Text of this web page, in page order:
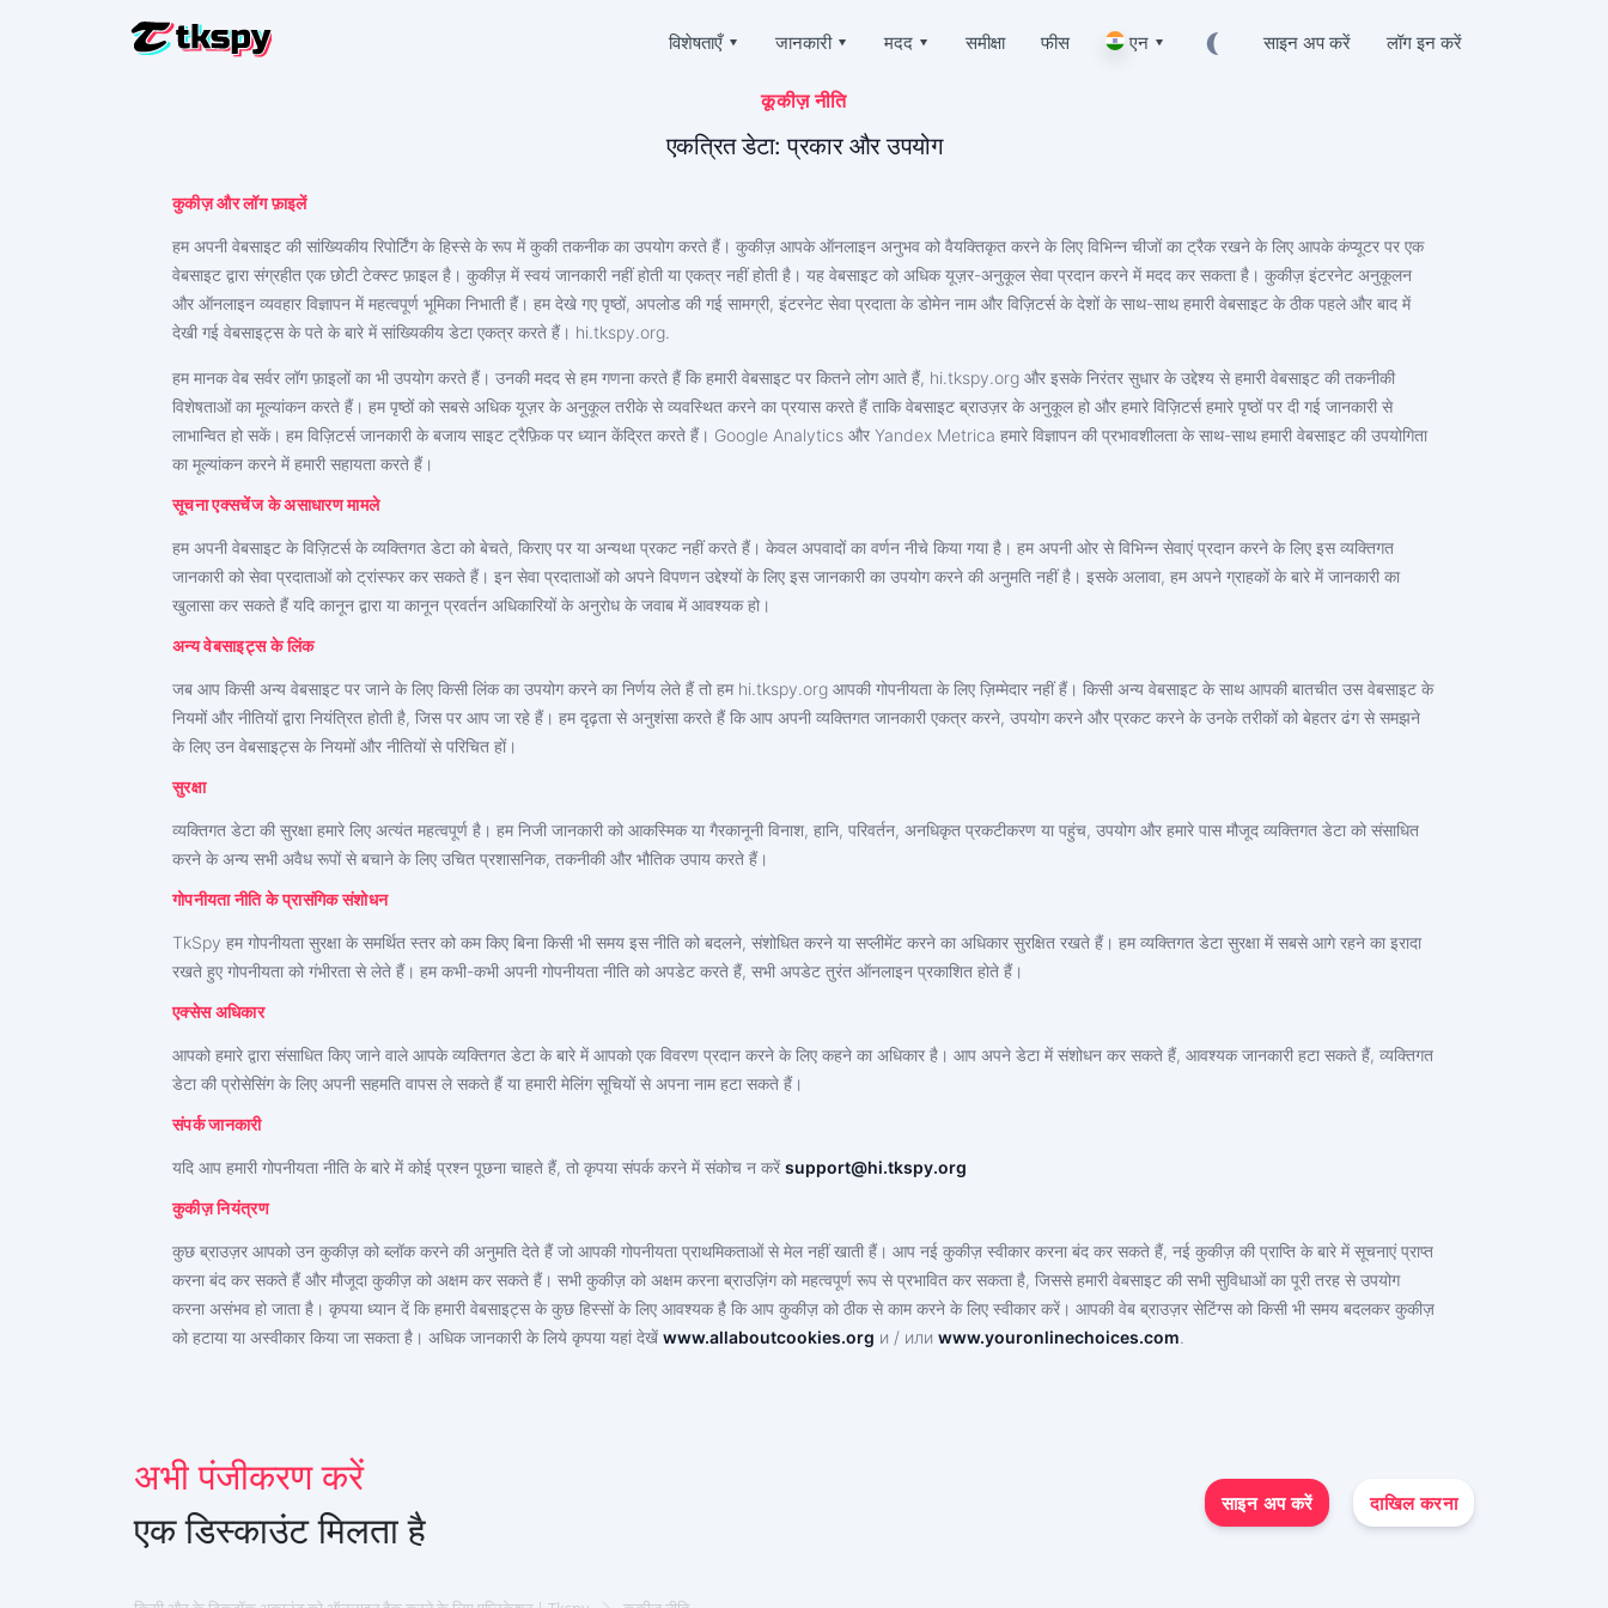
विशेषताएँ ▾ जानकारी ▾ मदद ▾ समीक्षा फीस एन ▾ साइन अप करें लॉग इन करें
टिकटॉक पर लोकेशन ट्रैक करें
पता लगाएं कि कोई व्यक्ति कहां है
टिकटॉक को ट्रैक करें
ट्रैकिंग ऐप
टिकटॉक सब्सक्राइबर्स जेनरेटर
अधिक सदस्य जोड़ें
अक्सर पूछे जाने वाले प्रश्नों
प्रशंसापत्र
आपके अनुरोध और टिप्पणियाँ
कुकीज़ नीति
संबद्ध कार्यक्रम
विशेषताएँ
मुफ़्त में टिकटॉक कैसे हैक करें
कैसे पता करें कि आपके टिकटॉक पेज को कौन एक्सेस कर रहा है
Español
中文
English
Italiano
Türkçe
कूकीज़ नीति
एकत्रित डेटा: प्रकार और उपयोग
कुकीज़ और लॉग फ़ाइलें
हम अपनी वेबसाइट की सांख्यिकीय रिपोर्टिंग के हिस्से के रूप में कुकी तकनीक का उपयोग करते हैं। कुकीज़ आपके ऑनलाइन अनुभव को वैयक्तिकृत करने के लिए विभिन्न चीजों का ट्रैक रखने के लिए आपके कंप्यूटर पर एक
वेबसाइट द्वारा संग्रहीत एक छोटी टेक्स्ट फ़ाइल है। कुकीज़ में स्वयं जानकारी नहीं होती या एकत्र नहीं होती है। यह वेबसाइट को अधिक यूज़र-अनुकूल सेवा प्रदान करने में मदद कर सकता है। कुकीज़ इंटरनेट अनुकूलन
और ऑनलाइन व्यवहार विज्ञापन में महत्वपूर्ण भूमिका निभाती हैं। हम देखे गए पृष्ठों, अपलोड की गई सामग्री, इंटरनेट सेवा प्रदाता के डोमेन नाम और विज़िटर्स के देशों के साथ-साथ हमारी वेबसाइट के ठीक पहले और बाद में
देखी गई वेबसाइट्स के पते के बारे में सांख्यिकीय डेटा एकत्र करते हैं। ‌hi.tkspy.org.
हम मानक वेब सर्वर लॉग फ़ाइलों का भी उपयोग करते हैं। उनकी मदद से हम गणना करते हैं कि हमारी वेबसाइट पर कितने लोग आते हैं, ‌hi.tkspy.org और इसके निरंतर सुधार के उद्देश्य से हमारी वेबसाइट की तकनीकी
विशेषताओं का मूल्यांकन करते हैं। हम पृष्ठों को सबसे अधिक यूज़र के अनुकूल तरीके से व्यवस्थित करने का प्रयास करते हैं ताकि वेबसाइट ब्राउज़र के अनुकूल हो और हमारे विज़िटर्स हमारे पृष्ठों पर दी गई जानकारी से
लाभान्वित हो सकें। हम विज़िटर्स जानकारी के बजाय साइट ट्रैफ़िक पर ध्यान केंद्रित करते हैं। Google Analytics और Yandex Metrica हमारे विज्ञापन की प्रभावशीलता के साथ-साथ हमारी वेबसाइट की उपयोगिता
का मूल्यांकन करने में हमारी सहायता करते हैं।
सूचना एक्सचेंज के असाधारण मामले
हम अपनी वेबसाइट के विज़िटर्स के व्यक्तिगत डेटा को बेचते, किराए पर या अन्यथा प्रकट नहीं करते हैं। केवल अपवादों का वर्णन नीचे किया गया है। हम अपनी ओर से विभिन्न सेवाएं प्रदान करने के लिए इस व्यक्तिगत
जानकारी को सेवा प्रदाताओं को ट्रांस्फर कर सकते हैं। इन सेवा प्रदाताओं को अपने विपणन उद्देश्यों के लिए इस जानकारी का उपयोग करने की अनुमति नहीं है। इसके अलावा, हम अपने ग्राहकों के बारे में जानकारी का
खुलासा कर सकते हैं यदि कानून द्वारा या कानून प्रवर्तन अधिकारियों के अनुरोध के जवाब में आवश्यक हो।
अन्य वेबसाइट्स के लिंक
जब आप किसी अन्य वेबसाइट पर जाने के लिए किसी लिंक का उपयोग करने का निर्णय लेते हैं तो हम ‌hi.tkspy.org आपकी गोपनीयता के लिए ज़िम्मेदार नहीं हैं। किसी अन्य वेबसाइट के साथ आपकी बातचीत उस वेबसाइट के
नियमों और नीतियों द्वारा नियंत्रित होती है, जिस पर आप जा रहे हैं। हम दृढ़ता से अनुशंसा करते हैं कि आप अपनी व्यक्तिगत जानकारी एकत्र करने, उपयोग करने और प्रकट करने के उनके तरीकों को बेहतर ढंग से समझने
के लिए उन वेबसाइट्स के नियमों और नीतियों से परिचित हों।
सुरक्षा
व्यक्तिगत डेटा की सुरक्षा हमारे लिए अत्यंत महत्वपूर्ण है। हम निजी जानकारी को आकस्मिक या गैरकानूनी विनाश, हानि, परिवर्तन, अनधिकृत प्रकटीकरण या पहुंच, उपयोग और हमारे पास मौजूद व्यक्तिगत डेटा को संसाधित
करने के अन्य सभी अवैध रूपों से बचाने के लिए उचित प्रशासनिक, तकनीकी और भौतिक उपाय करते हैं।
गोपनीयता नीति के प्रासंगिक संशोधन
TkSpy हम गोपनीयता सुरक्षा के समर्थित स्तर को कम किए बिना किसी भी समय इस नीति को बदलने, संशोधित करने या सप्लीमेंट करने का अधिकार सुरक्षित रखते हैं। हम व्यक्तिगत डेटा सुरक्षा में सबसे आगे रहने का इरादा
रखते हुए गोपनीयता को गंभीरता से लेते हैं। हम कभी-कभी अपनी गोपनीयता नीति को अपडेट करते हैं, सभी अपडेट तुरंत ऑनलाइन प्रकाशित होते हैं।
एक्सेस अधिकार
आपको हमारे द्वारा संसाधित किए जाने वाले आपके व्यक्तिगत डेटा के बारे में आपको एक विवरण प्रदान करने के लिए कहने का अधिकार है। आप अपने डेटा में संशोधन कर सकते हैं, आवश्यक जानकारी हटा सकते हैं, व्यक्तिगत
डेटा की प्रोसेसिंग के लिए अपनी सहमति वापस ले सकते हैं या हमारी मेलिंग सूचियों से अपना नाम हटा सकते हैं।
संपर्क जानकारी
यदि आप हमारी गोपनीयता नीति के बारे में कोई प्रश्न पूछना चाहते हैं, तो कृपया संपर्क करने में संकोच न करें support@hi.tkspy.org
कुकीज़ नियंत्रण
कुछ ब्राउज़र आपको उन कुकीज़ को ब्लॉक करने की अनुमति देते हैं जो आपकी गोपनीयता प्राथमिकताओं से मेल नहीं खाती हैं। आप नई कुकीज़ स्वीकार करना बंद कर सकते हैं, नई कुकीज़ की प्राप्ति के बारे में सूचनाएं प्राप्त
करना बंद कर सकते हैं और मौजूदा कुकीज़ को अक्षम कर सकते हैं। सभी कुकीज़ को अक्षम करना ब्राउज़िंग को महत्वपूर्ण रूप से प्रभावित कर सकता है, जिससे हमारी वेबसाइट की सभी सुविधाओं का पूरी तरह से उपयोग
करना असंभव हो जाता है। कृपया ध्यान दें कि हमारी वेबसाइट्स के कुछ हिस्सों के लिए आवश्यक है कि आप कुकीज़ को ठीक से काम करने के लिए स्वीकार करें। आपकी वेब ब्राउज़र सेटिंग्स को किसी भी समय बदलकर कुकीज़
को हटाया या अस्वीकार किया जा सकता है। अधिक जानकारी के लिये कृपया यहां देखें www.allaboutcookies.org и / или www.youronlinechoices.com
अभी पंजीकरण करें
एक डिस्काउंट मिलता है
साइन अप करें दाखिल करना
Portuguese (Brazil)